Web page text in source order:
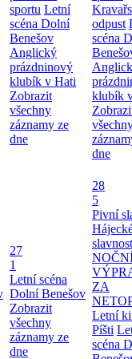
sportu Letní
scéna Dolní
Benešov
Anglický
prázdninový
klubík v Hati
Zobrazit
všechny
záznamy ze
dne
odpust
scéna
klubík
dne
27
1
Letní scéna
Dolní Benešov
Zobrazit
všechny
záznamy ze
dne
28
5
Pivní
ZA
Letní
Píšti
scéna